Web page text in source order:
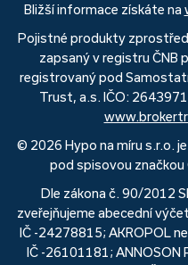
Bližší informace získáte na
Pojistné produkty
zapsaný v registru ČNB
registrovaný pod
Trust, a.s. IČO:
© 2026 Hypo na míru s.r.o.
pod spisovou
Dle zákona č. 90/2012
zveřejňujeme abecední
IČ -24278815; AKROPOL
IČ -26101181;